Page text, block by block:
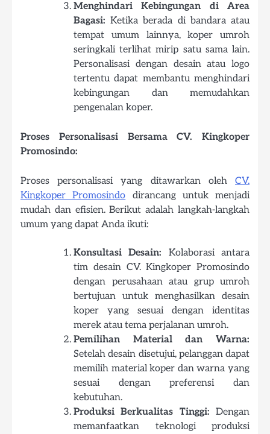
Menghindari Kebingungan di Area
Bagasi: Ketika berada di bandara atau
tempat umum lainnya, koper umroh
seringkali terlihat mirip satu sama lain.
Personalisasi dengan desain atau logo
tertentu dapat membantu menghindari
kebingungan dan memudahkan
pengenalan koper.
Proses Personalisasi Bersama CV. Kingkoper
Promosindo:
Proses personalisasi yang ditawarkan oleh CV.
Kingkoper Promosindo dirancang untuk menjadi
mudah dan efisien. Berikut adalah langkah-langkah
umum yang dapat Anda ikuti:
Konsultasi Desain: Kolaborasi antara
tim desain CV. Kingkoper Promosindo
dengan perusahaan atau grup umroh
bertujuan untuk menghasilkan desain
koper yang sesuai dengan identitas
merek atau tema perjalanan umroh.
Pemilihan Material dan Warna:
Setelah desain disetujui, pelanggan dapat
memilih material koper dan warna yang
sesuai dengan preferensi dan
kebutuhan.
Produksi Berkualitas Tinggi: Dengan
memanfaatkan teknologi produksi